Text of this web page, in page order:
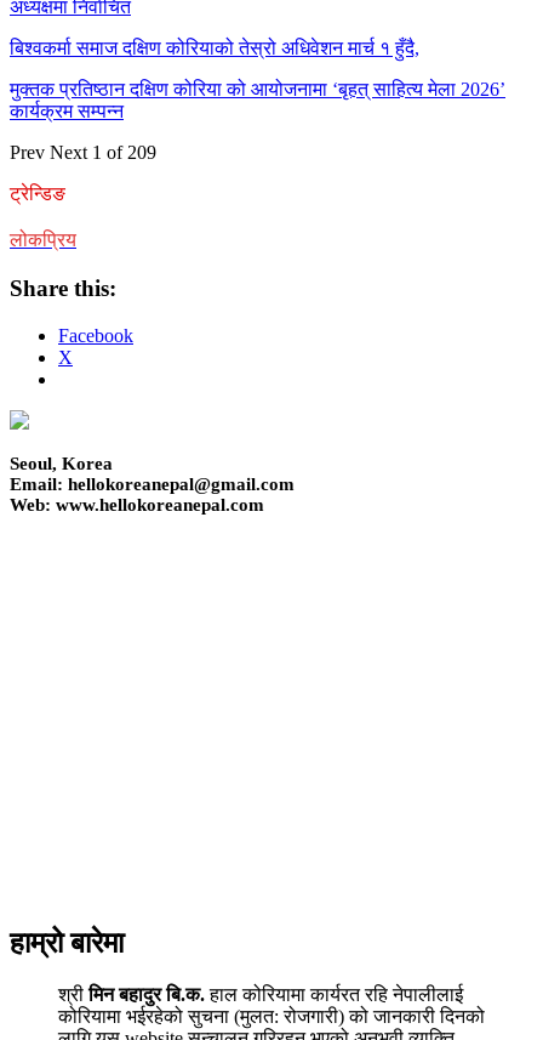
अध्यक्षमा निर्वाचित
बिश्वकर्मा समाज दक्षिण कोरियाको तेस्रो अधिवेशन मार्च १ हुँदै,
मुक्तक प्रतिष्ठान दक्षिण कोरिया को आयोजनामा ‘बृहत् साहित्य मेला 2026’
कार्यक्रम सम्पन्न
Prev Next 1 of 209
ट्रेन्डिङ
लोकप्रिय
Share this:
Facebook
X
Seoul, Korea
Email: hellokoreanepal@gmail.com
Web: www.hellokoreanepal.com
हाम्रो बारेमा
श्रीमिन बहादुर बि.क.हाल कोरियामा कार्यरत रहि नेपालीलाई
कोरियामा भईरहेको सुचना (मुलत: रोजगारी) को जानकारी दिनको